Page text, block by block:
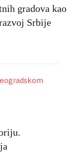
gradova kao
Srbije